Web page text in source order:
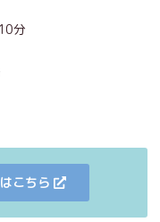
分
こちら